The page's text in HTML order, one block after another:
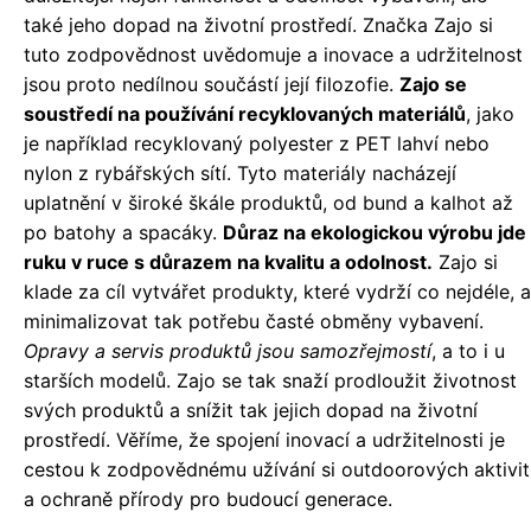
také jeho dopad na životní prostředí. Značka Zajo si
tuto zodpovědnost uvědomuje a inovace a udržitelnost
jsou proto nedílnou součástí její filozofie. Zajo se
soustředí na používání recyklovaných materiálů, jako
je například recyklovaný polyester z PET lahví nebo
nylon z rybářských sítí. Tyto materiály nacházejí
uplatnění v široké škále produktů, od bund a kalhot až
po batohy a spacáky. Důraz na ekologickou výrobu jde
ruku v ruce s důrazem na kvalitu a odolnost. Zajo si
klade za cíl vytvářet produkty, které vydrží co nejdéle, a
minimalizovat tak potřebu časté obměny vybavení.
Opravy a servis produktů jsou samozřejmostí, a to i u
starších modelů. Zajo se tak snaží prodloužit životnost
svých produktů a snížit tak jejich dopad na životní
prostředí. Věříme, že spojení inovací a udržitelnosti je
cestou k zodpovědnému užívání si outdoorových aktivit
a ochraně přírody pro budoucí generace.